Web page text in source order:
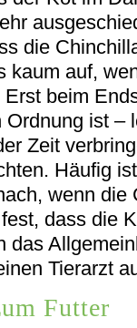
die
kaum auf,
beim
Ordnung ist –
Zeit
Häufig
wenn
dass die
das
Tierarzt
Futter